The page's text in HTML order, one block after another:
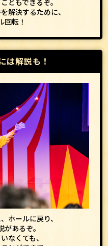
ともできるぞ。
解決するために、
回転！
は解説も！
ホールに戻り、
あるぞ。
なくても、